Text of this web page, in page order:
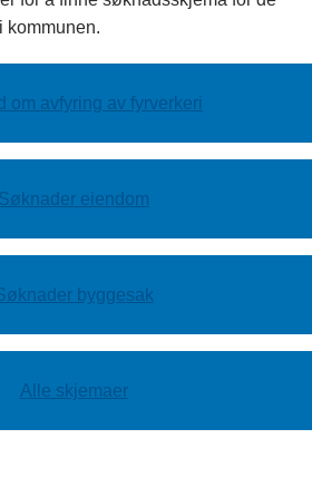
kommunen.
om avfyring av fyrverkeri
Søknader eiendom
byggesak
Alle skjemaer